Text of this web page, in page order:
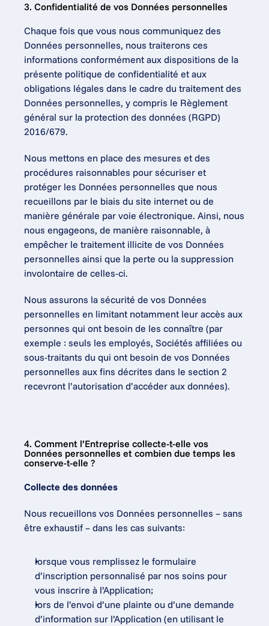
3. Confidentialité de vos Données personnelles
Chaque fois que vous nous communiquez des
Données personnelles, nous traiterons ces
informations conformément aux dispositions de la
présente politique de confidentialité et aux
obligations légales dans le cadre du traitement des
Données personnelles, y compris le Règlement
général sur la protection des données (RGPD)
2016/679.
Nous mettons en place des mesures et des
procédures raisonnables pour sécuriser et
protéger les Données personnelles que nous
recueillons par le biais du site internet ou de
manière générale par voie électronique. Ainsi, nous
nous engageons, de manière raisonnable, à
empêcher le traitement illicite de vos Données
personnelles ainsi que la perte ou la suppression
involontaire de celles-ci.
Nous assurons la sécurité de vos Données
personnelles en limitant notamment leur accès aux
personnes qui ont besoin de les connaître (par
exemple : seuls les employés, Sociétés affiliées ou
sous-traitants du qui ont besoin de vos Données
personnelles aux fins décrites dans le section 2
recevront l’autorisation d’accéder aux données).
4. Comment l’Entreprise collecte-t-elle vos
Données personnelles et combien due temps les
conserve-t-elle ?
Collecte des données
Nous recueillons vos Données personnelles – sans
être exhaustif – dans les cas suivants:
lorsque vous remplissez le formulaire
d’inscription personnalisé par nos soins pour
vous inscrire à l’Application;
lors de l’envoi d’une plainte ou d’une demande
d’information sur l’Application (en utilisant le